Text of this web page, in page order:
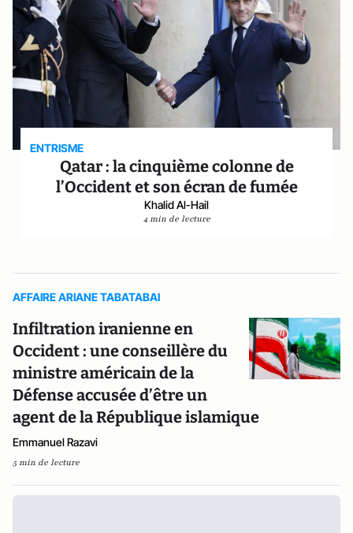
ENTRISME
Qatar : la cinquième colonne de
l’Occident et son écran de fumée
Khalid Al-Hail
4 min de lecture
AFFAIRE ARIANE TABATABAI
Infiltration iranienne en
Occident : une conseillère du
ministre américain de la
Défense accusée d’être un
agent de la République islamique
Emmanuel Razavi
5 min de lecture